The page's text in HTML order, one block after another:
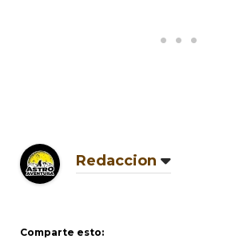
Redaccion
Comparte esto: